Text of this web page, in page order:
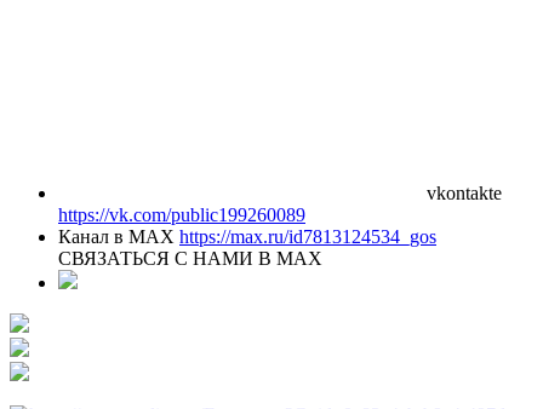
vkontakte
https://vk.com/public199260089
Канал в MAX https://max.ru/id7813124534_gos
СВЯЗАТЬСЯ С НАМИ В МАХ